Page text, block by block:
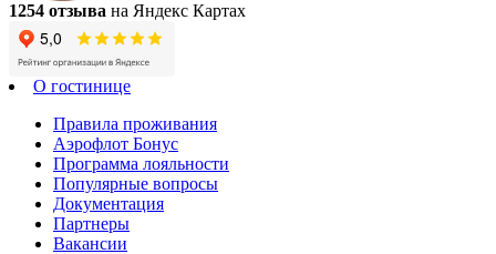
1254 отзыва на Яндекс Картах
О гостинице
Правила проживания
Аэрофлот Бонус
Программа лояльности
Популярные вопросы
Документация
Партнеры
Вакансии